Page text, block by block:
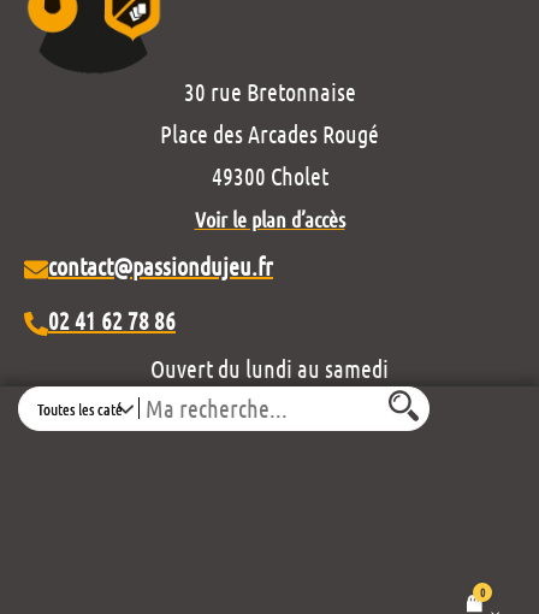
Search
0
30 rue Bretonnaise
Place des Arcades Rougé
49300 Cholet
Voir le plan d’accès
contact@passiondujeu.fr
02 41 62 78 86
Ouvert du lundi au samedi
de 10h00 à 19h30